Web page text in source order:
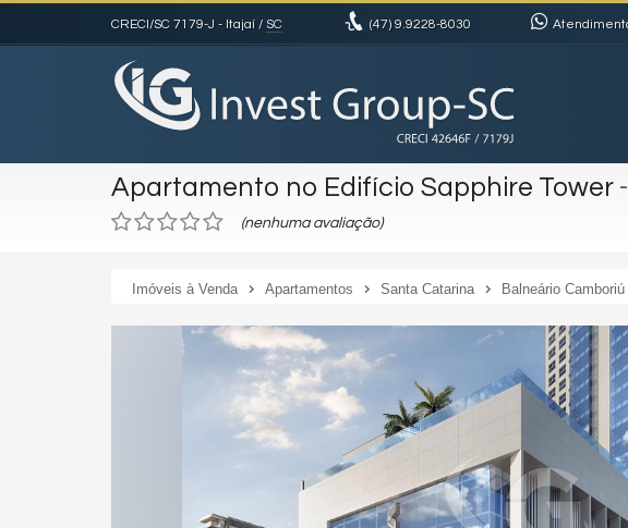
CRECI/SC 7179-J - Itajaí / SC (47) 9.9228-8030
Apartamento no Edifício Sapphire Tower
(nenhuma avaliação)
Imóveis à Venda Apartamentos Santa Catarina Balneário Camboriú